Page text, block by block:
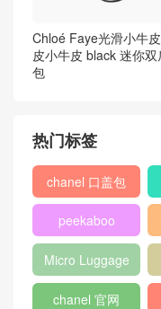
Chloé Faye光滑小牛
皮小牛皮 black 迷你双
包
热门标签
chanel 口盖包
peekaboo
Micro Luggage
chanel 官网